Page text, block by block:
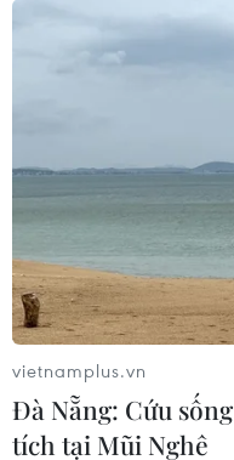
vietnamplus.vn
Đà Nẵng: Cứu
tích tại Mũi Nghê